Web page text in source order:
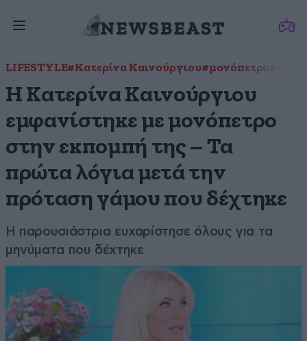
LIFESTYLE#Κατερίνα Καινούργιου#μονόπετρο
Η Κατερίνα Καινούργιου
εμφανίστηκε με μονόπετρο
στην εκπομπή της – Τα
πρώτα λόγια μετά την
πρόταση γάμου που δέχτηκε
Η παρουσιάστρια ευχαρίστησε όλους για τα
μηνύματα που δέχτηκε